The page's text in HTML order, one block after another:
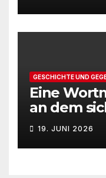
GESCHICHTE UND
Eine
an dem
1941 zum
19. JUNI 2026